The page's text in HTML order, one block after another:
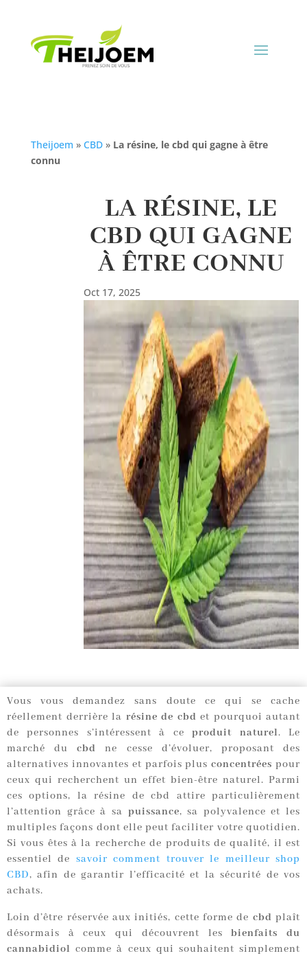
Theijoem » CBD» La résine, le cbd qui gagne à être
connu
LA RÉSINE, LE
CBD QUI GAGNE
À ÊTRE CONNU
Oct 17, 2025
Vous vous demandez sans doute ce qui se cache
réellement derrière la résine de cbd et pourquoi autant
de personnes s’intéressent à ceproduit naturel. Le
marché ducbd ne cesse d’évoluer, proposant des
alternatives innovantes et parfois plusconcentrées pour
ceux qui recherchent un effet bien-être naturel. Parmi
ces options, la résine de cbd attire particulièrement
l’attention grâce à sa puissance, sa polyvalence et les
multiples façons dont elle peut faciliter votre quotidien.
Si vous êtes à la recherche de produits de qualité, il est
essentiel de savoir comment trouver le meilleur shop
CBD, afin de garantir l’efficacité et la sécurité de vos
achats.
Loin d’être réservée aux initiés, cette forme de cbd plaît
désormais à ceux qui découvrent lesbienfaits du
cannabidiol comme à ceux qui souhaitent simplement